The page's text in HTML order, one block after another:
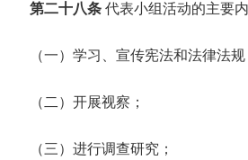
第二十八条 代表小组活动的主要内
（一）学习、宣传宪法和法律法规
（二）开展视察；
（三）进行调查研究；